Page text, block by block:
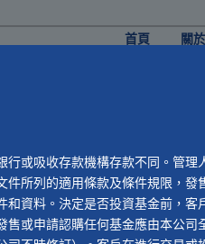
首頁 關
或吸收存款機構存款不同。管
所列的適用條款及條件規限，發
資料。決定是否投資基金前，
或申請認購任何基金應由本公